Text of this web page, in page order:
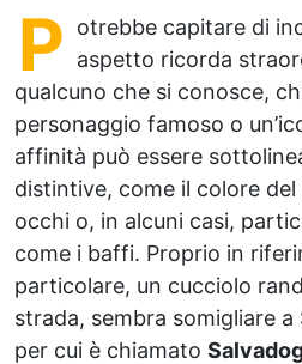
P
otrebbe capitare di
aspetto ricorda
qualcuno che si conosce,
personaggio famoso o
affinità può essere
distintive, come il colore
occhi o, in alcuni casi,
come i baffi. Proprio in
particolare, un cucciolo
strada, sembra somigliare
per cui è chiamato